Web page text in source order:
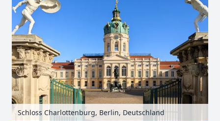
Schloss Charlottenburg, Berlin, Deutschland